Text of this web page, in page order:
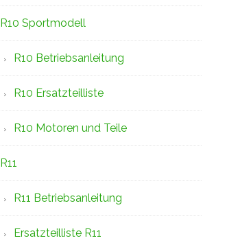
R10 Sportmodell
R10 Betriebsanleitung
R10 Ersatzteilliste
R10 Motoren und Teile
R11
R11 Betriebsanleitung
Ersatzteilliste R11